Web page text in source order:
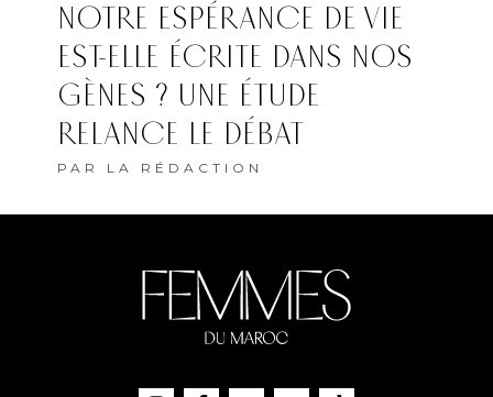
NOTRE ESPÉRANCE DE VIE
EST-ELLE ÉCRITE DANS NOS
GÈNES ? UNE ÉTUDE
RELANCE LE DÉBAT
PAR LA RÉDACTION